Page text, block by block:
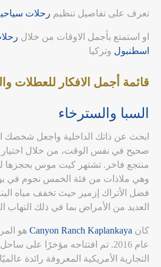
تعرف على تفاصيل تنظيم رحلات
او استمتع بأجمل الاوقات من خلال
اسطنبول وتركيا
قائمة أجمل الافكار للعطلات
السبا والسترخاء
ابحث عن ذاتك الداخلية واجعل شخصك
صحيح في نفس الوقت، من خلال اختيار
منتجع فاخر. تشتهر كيت موس بحجزها
وهي ملاذات من فئة الخمس نجوم في
فضل الأتراك إزمير حيث تخفف مياه
العديد من الأمراض بما في ذلك التهاب
كان Canyon Ranch Kaplankaya هو
عام 2016. تم افتتاحه مؤخرًا على
التجارية الأمريكية المعروفة رائدة